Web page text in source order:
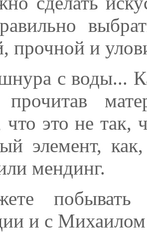
прочной и
с воды...
прочитав
что это не так,
элемент,
мендинг.
и с